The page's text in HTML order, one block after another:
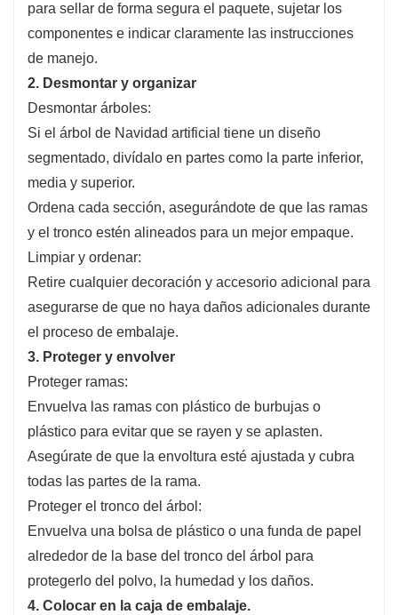
para sellar de forma segura el paquete, sujetar los
componentes e indicar claramente las instrucciones
de manejo.
2. Desmontar y organizar
Desmontar árboles:
Si el árbol de Navidad artificial tiene un diseño
segmentado, divídalo en partes como la parte inferior,
media y superior.
Ordena cada sección, asegurándote de que las ramas
y el tronco estén alineados para un mejor empaque.
Limpiar y ordenar:
Retire cualquier decoración y accesorio adicional para
asegurarse de que no haya daños adicionales durante
el proceso de embalaje.
3. Proteger y envolver
Proteger ramas:
Envuelva las ramas con plástico de burbujas o
plástico para evitar que se rayen y se aplasten.
Asegúrate de que la envoltura esté ajustada y cubra
todas las partes de la rama.
Proteger el tronco del árbol:
Envuelva una bolsa de plástico o una funda de papel
alrededor de la base del tronco del árbol para
protegerlo del polvo, la humedad y los daños.
4. Colocar en la caja de embalaje.